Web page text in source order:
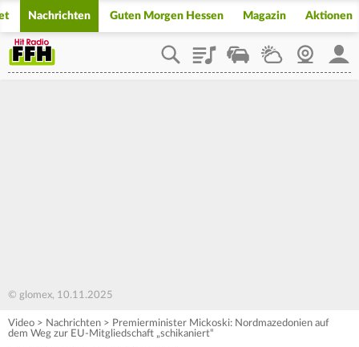
Nachrichten Guten Morgen Hessen Magazin Aktionen
PlaylistStaupilotWetterWebcam
© glomex, 10.11.2025
Video > Nachrichten > Premierminister Mickoski: Nordmazedonien auf
dem Weg zur EU-Mitgliedschaft „schikaniert“